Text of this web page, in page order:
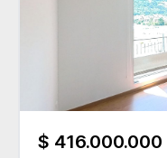
$ 416.000.000